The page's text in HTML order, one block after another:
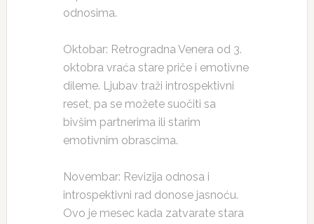
odnosima.
Oktobar: Retrogradna Venera od 3.
oktobra vraća stare priče i emotivne
dileme. Ljubav traži introspektivni
reset, pa se možete suočiti sa
bivšim partnerima ili starim
emotivnim obrascima.
Novembar: Revizija odnosa i
introspektivni rad donose jasnoću.
Ovo je mesec kada zatvarate stara